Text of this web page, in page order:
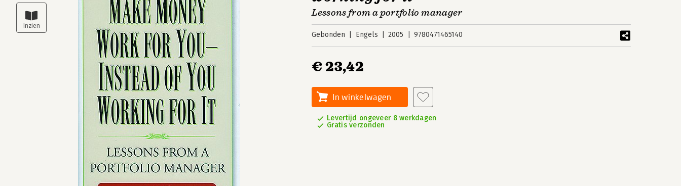
Lessons from a portfolio manager
Gebonden Engels 2005 9780471465140
€ 23,42
In winkelwagen
Levertijd ongeveer 8 werkdagen
Gratis verzonden